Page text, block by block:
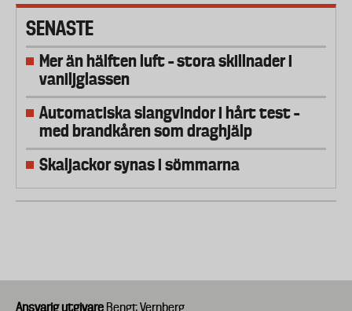
SENASTE
Mer än hälften luft – stora skillnader i
vaniljglassen
Automatiska slangvindor i hårt test –
med brandkåren som draghjälp
Skaljackor synas i sömmarna
Ansvarig utgivare Bengt Vernberg